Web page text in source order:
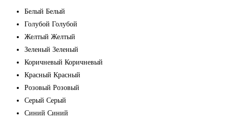
Белый Белый
Голубой Голубой
Желтый Желтый
Зеленый Зеленый
Коричневый Коричневый
Красный Красный
Розовый Розовый
Серый Серый
Синий Синий